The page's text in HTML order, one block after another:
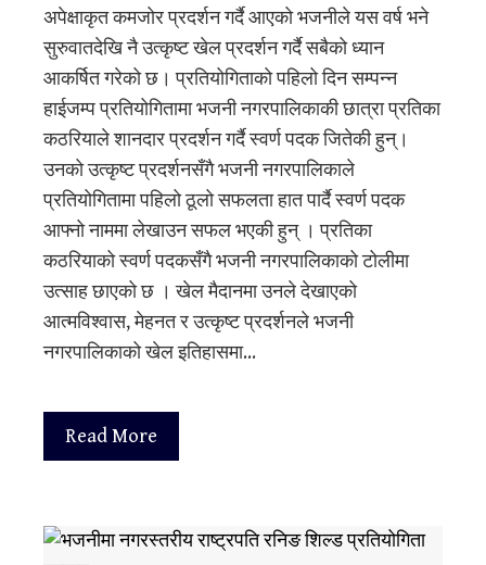
अपेक्षाकृत कमजोर प्रदर्शन गर्दै आएको भजनीले यस वर्ष भने
सुरुवातदेखि नै उत्कृष्ट खेल प्रदर्शन गर्दै सबैको ध्यान
आकर्षित गरेको छ। प्रतियोगिताको पहिलो दिन सम्पन्न
हाईजम्प प्रतियोगितामा भजनी नगरपालिकाकी छात्रा प्रतिका
कठरियाले शानदार प्रदर्शन गर्दै स्वर्ण पदक जितेकी हुन्।
उनको उत्कृष्ट प्रदर्शनसँगै भजनी नगरपालिकाले
प्रतियोगितामा पहिलो ठूलो सफलता हात पार्दै स्वर्ण पदक
आफ्नो नाममा लेखाउन सफल भएकी हुन् । प्रतिका
कठरियाको स्वर्ण पदकसँगै भजनी नगरपालिकाको टोलीमा
उत्साह छाएको छ । खेल मैदानमा उनले देखाएको
आत्मविश्वास, मेहनत र उत्कृष्ट प्रदर्शनले भजनी
नगरपालिकाको खेल इतिहासमा…
Read More